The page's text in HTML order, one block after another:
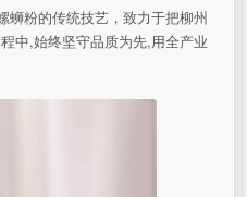
蛳粉的传统技艺，致力于把柳州
中,始终坚守品质为先,用全产业